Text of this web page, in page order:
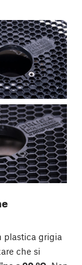
plastica grigia
che si